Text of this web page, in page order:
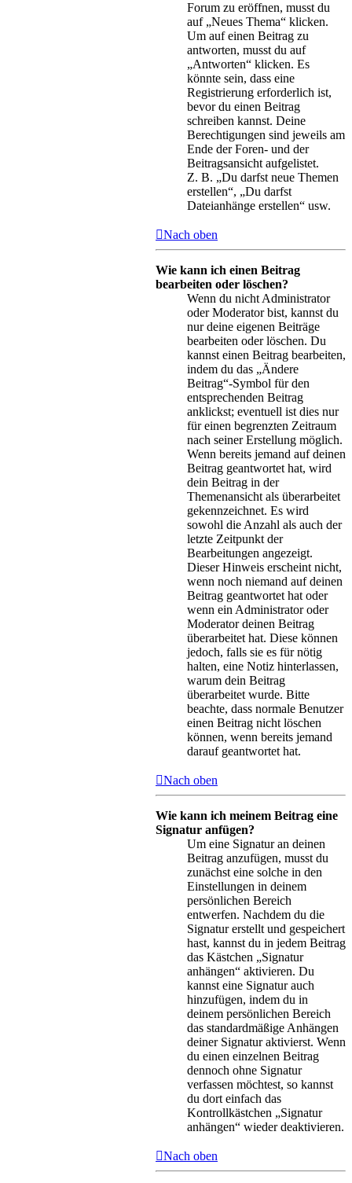
Forum zu eröffnen, musst du
auf „Neues Thema“ klicken.
Um auf einen Beitrag zu
antworten, musst du auf
„Antworten“ klicken. Es
könnte sein, dass eine
Registrierung erforderlich ist,
bevor du einen Beitrag
schreiben kannst. Deine
Berechtigungen sind jeweils am
Ende der Foren- und der
Beitragsansicht aufgelistet.
Z. B. „Du darfst neue Themen
erstellen“, „Du darfst
Dateianhänge erstellen“ usw.
Nach oben
Wie kann ich einen Beitrag
bearbeiten oder löschen?
Wenn du nicht Administrator
oder Moderator bist, kannst du
nur deine eigenen Beiträge
bearbeiten oder löschen. Du
kannst einen Beitrag bearbeiten,
indem du das „Ändere
Beitrag“-Symbol für den
entsprechenden Beitrag
anklickst; eventuell ist dies nur
für einen begrenzten Zeitraum
nach seiner Erstellung möglich.
Wenn bereits jemand auf deinen
Beitrag geantwortet hat, wird
dein Beitrag in der
Themenansicht als überarbeitet
gekennzeichnet. Es wird
sowohl die Anzahl als auch der
letzte Zeitpunkt der
Bearbeitungen angezeigt.
Dieser Hinweis erscheint nicht,
wenn noch niemand auf deinen
Beitrag geantwortet hat oder
wenn ein Administrator oder
Moderator deinen Beitrag
überarbeitet hat. Diese können
jedoch, falls sie es für nötig
halten, eine Notiz hinterlassen,
warum dein Beitrag
überarbeitet wurde. Bitte
beachte, dass normale Benutzer
einen Beitrag nicht löschen
können, wenn bereits jemand
darauf geantwortet hat.
Nach oben
Wie kann ich meinem Beitrag eine
Signatur anfügen?
Um eine Signatur an deinen
Beitrag anzufügen, musst du
zunächst eine solche in den
Einstellungen in deinem
persönlichen Bereich
entwerfen. Nachdem du die
Signatur erstellt und gespeichert
hast, kannst du in jedem Beitrag
das Kästchen „Signatur
anhängen“ aktivieren. Du
kannst eine Signatur auch
hinzufügen, indem du in
deinem persönlichen Bereich
das standardmäßige Anhängen
deiner Signatur aktivierst. Wenn
du einen einzelnen Beitrag
dennoch ohne Signatur
verfassen möchtest, so kannst
du dort einfach das
Kontrollkästchen „Signatur
anhängen“ wieder deaktivieren.
Nach oben